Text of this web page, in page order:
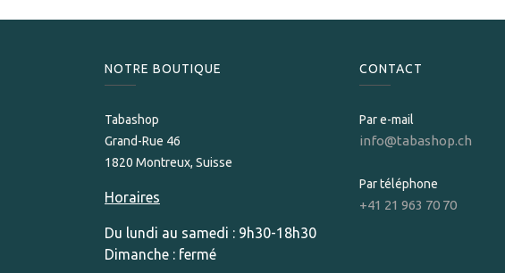
NOTRE BOUTIQUE
Tabashop
Grand-Rue 46
1820 Montreux, Suisse
Horaires
Du lundi au samedi : 9h30-18h30
Dimanche : fermé
CONTACT
Par e-mail
info@tabashop.ch
Par téléphone
+41 21 963 70 70